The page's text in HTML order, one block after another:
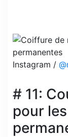
Instagram /
# 11:
pour